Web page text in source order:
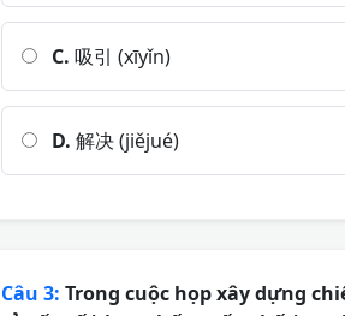
C. 吸引 (xīyǐn)
D. 解决 (jiějué)
Câu 3: Trong cuộc họp xây dựng